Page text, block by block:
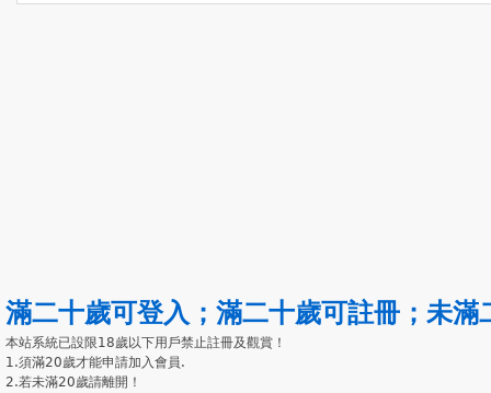
滿二十歲可登入 ； 滿二十歲可註冊 ； 未滿
本站系統已設限18歲以下用戶禁止註冊及觀賞！
1.須滿20歲才能申請加入會員.
2.若未滿20歲請離開！